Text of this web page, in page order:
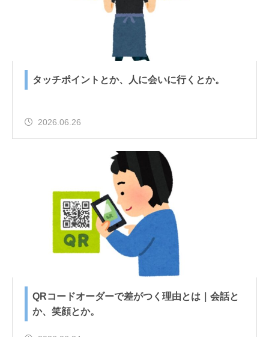
タッチポイントとか、人に会いに行くとか。
2026.06.26
QRコードオーダーで差がつく理由とは｜会話と
か、笑顔とか。